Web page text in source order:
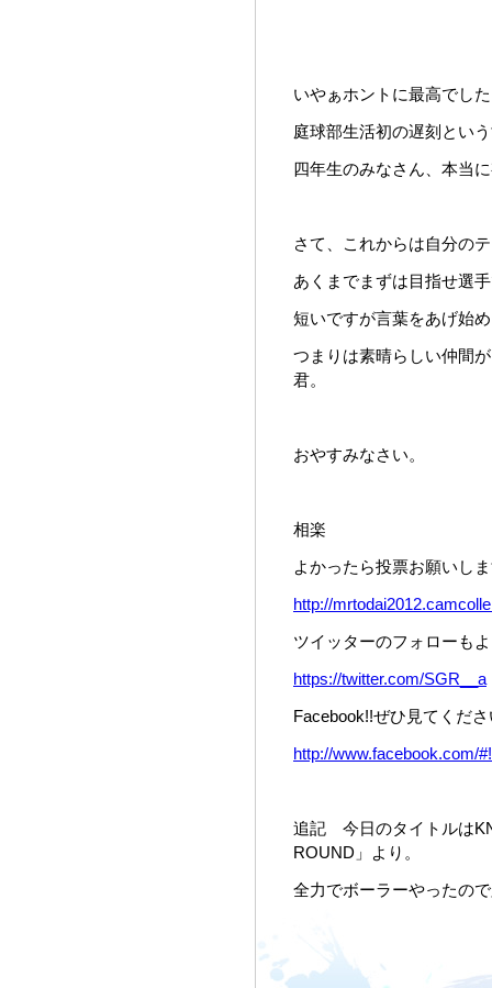
いやぁホントに最高でし
庭球部生活初の遅刻とい
四年生のみなさん、本当
さて、これからは自分の
あくまでまずは目指せ選
短いですが言葉をあげ始
つまりは素晴らしい仲間
君。
おやすみなさい。
相楽
よかったら投票お願いし
http://
ツイッターのフォローも
https://twitter.com/SGR__a
Facebook!!ぜひ見てくだ
http://www.facebook.com/
追記 今日のタイトルは
ROUND」より。
全力でボーラーやったの